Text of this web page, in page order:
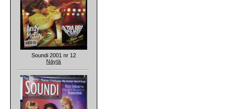
Soundi 2001 nr 12
Näytä